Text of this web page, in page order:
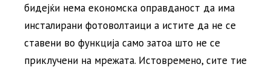
бидејќи нема економска оправданост да има
инсталирани фотоволтаици а истите да не се
ставени во функција само затоа што не се
приклучени на мрежата. Истовремено, сите тие